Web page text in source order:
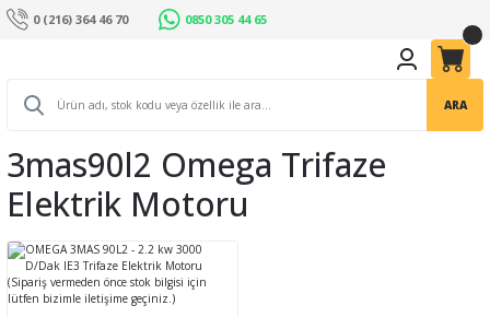
0 (216) 364 46 70 0850 305 44 65
ARA
3mas90l2 Omega Trifaze
Elektrik Motoru